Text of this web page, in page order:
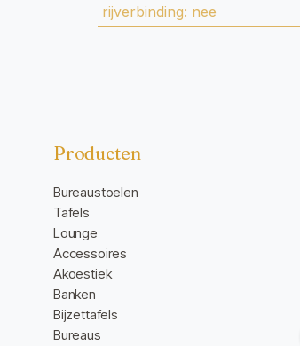
rijverbinding: nee
Producten
Bureaustoelen
Tafels
Lounge
Accessoires
Akoestiek
Banken
Bijzettafels
Bureaus